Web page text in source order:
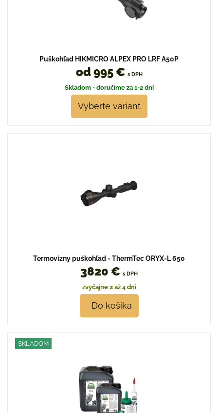
Puškohľad HIKMICRO ALPEX PRO LRF A50P
od 995 € s DPH
Skladom - doručíme za 1-2 dni
Vyberte variant
Termovizny puškohľad - ThermTec ORYX-L 650
3820 € s DPH
zvyčajne 2 až 4 dni
Do košíka
SKLADOM